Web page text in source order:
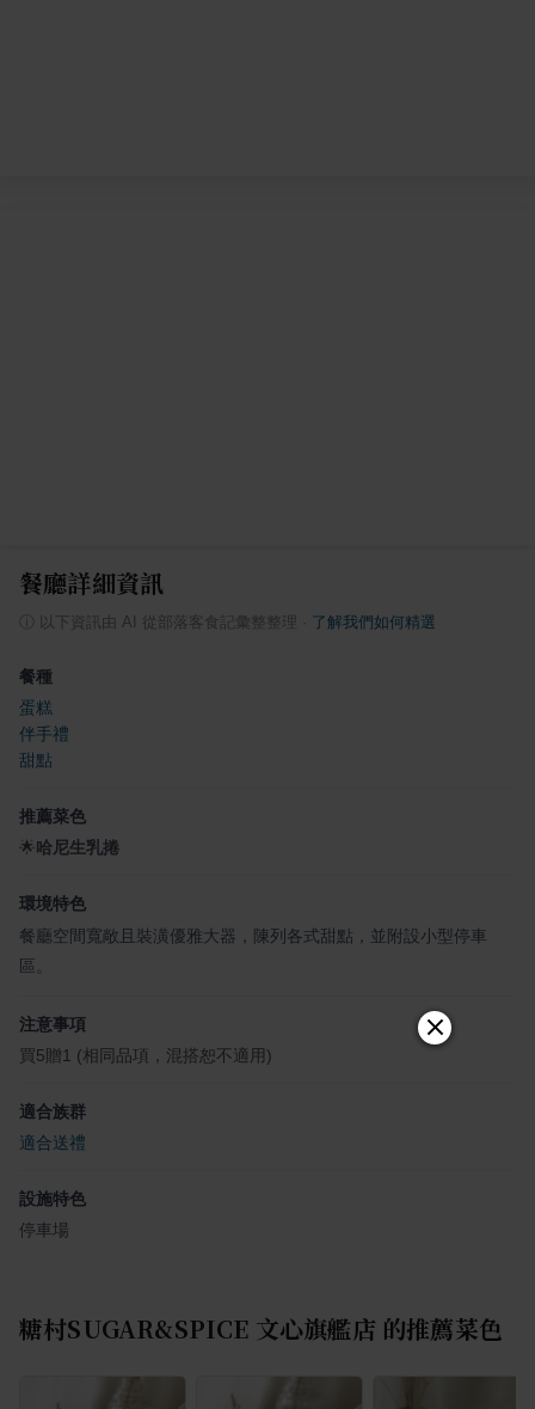
餐廳詳細資訊
ⓘ 以下資訊由 AI 從部落客食記彙整整理 了解我們如何精選
餐種
蛋糕
伴手禮
甜點
推薦菜色
🌟哈尼生乳捲
環境特色
餐廳空間寬敞且裝潢優雅大器，陳列各式甜點，並附設小型停車
區。
注意事項
買5贈1 (相同品項，混搭恕不適用)
適合族群
適合送禮
設施特色
停車場
糖村SUGAR&SPICE 文心旗艦店的推薦菜色